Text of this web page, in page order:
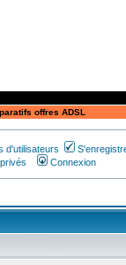
offres ADSL
d'utilisateurs
Connexion